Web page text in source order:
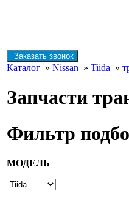
Заказать звонок
Каталог » Nissan » Tiida »
Запчасти
Фильтр
МОДЕЛЬ